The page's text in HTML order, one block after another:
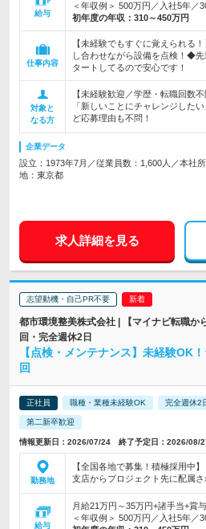
給与
＜年収例＞ 500万円／入社5年／
初年度の年収： 310～450万円
仕事内容
【未経験でもすぐに覚えられる
し合わせながら設備を点検！◆
タートしてるので安心です！
対象と
なる方
【未経験歓迎／学歴・転職回数
「新しいことにチャレンジした
ど応募理由も不問！
企業データ
設立：1973年7月／従業員数：1,600人／本社
地：東京都
求人詳細を見る
志望動機・自己PR不要
都市環境整美株式会社 | 【マイナビ転職
回・完全週休2日
【点検・メンテナンス】未経験
回
正社員 職種・業種未経験OK 完全週休2
第二新卒歓迎
情報更新日：2026/07/24 終了予定日：2026/08/
勤務地
【全国各地で募集！積極採用中
支店からプロジェクト先に配属さ
給与
月給21万円～35万円+諸手当+賞
＜年収例＞ 500万円／入社5年／